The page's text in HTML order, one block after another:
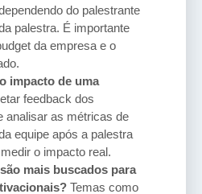
do palestrante
palestra. É importante
da empresa e o
impacto de uma
feedback dos
analisar as métricas de
equipe após a palestra
o impacto real.
mais buscados para
Temas como